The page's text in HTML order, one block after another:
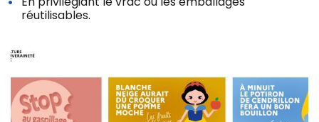
réutilisables.